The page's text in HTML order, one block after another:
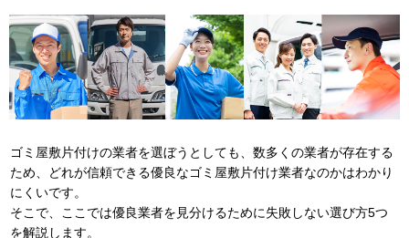
ゴミ屋敷片付けの業者を選ぼうとしても、数多くの業者が存在する
ため、どれが信頼できる優良なゴミ屋敷片付け業者なのかはわかり
にくいです。
そこで、ここでは優良業者を見分けるために失敗しない選び方5つ
を解説します。